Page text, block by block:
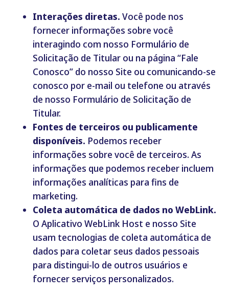
Interações diretas. Você pode nos
fornecer informações sobre você
interagindo com nosso Formulário de
Solicitação de Titular ou na página “Fale
Conosco” do nosso Site ou comunicando-se
conosco por e-mail ou telefone ou através
de nosso Formulário de Solicitação de
Titular.
Fontes de terceiros ou publicamente
disponíveis. Podemos receber
informações sobre você de terceiros. As
informações que podemos receber incluem
informações analíticas para fins de
marketing.
Coleta automática de dados no WebLink.
O Aplicativo WebLink Host e nosso Site
usam tecnologias de coleta automática de
dados para coletar seus dados pessoais
para distingui-lo de outros usuários e
fornecer serviços personalizados.